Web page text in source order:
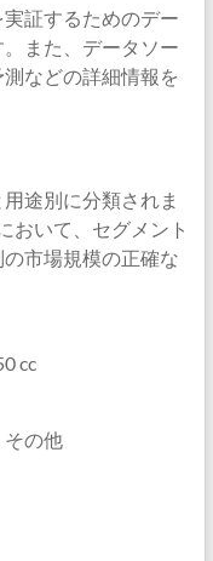
証するためのデー
また、データソー
などの詳細情報を
途別に分類されま
おいて、セグメント
市場規模の正確な
cc
の他